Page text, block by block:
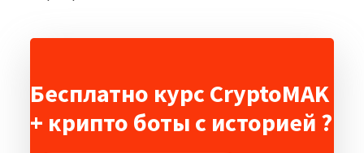
Бесплатно курс CryptoMAK
+ крипто боты с историей ?